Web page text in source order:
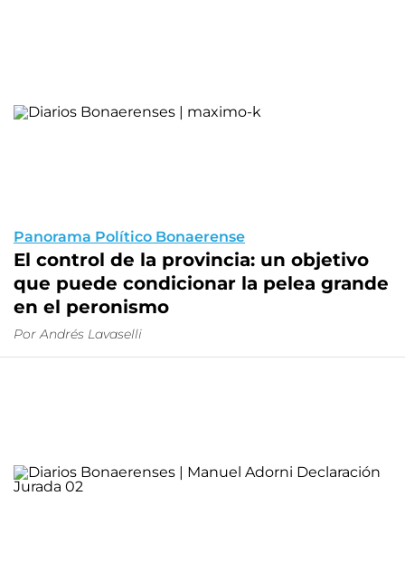
Panorama Político Bonaerense
El control de la provincia: un objetivo
que puede condicionar la pelea grande
en el peronismo
Por Andrés Lavaselli